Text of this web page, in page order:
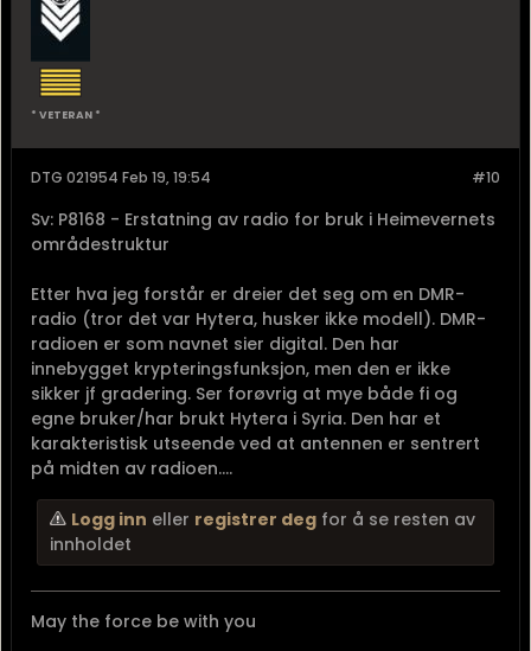
* VETERAN *
#10
DTG 021954 Feb 19, 19:54
Sv: P8168 - Erstatning av radio for bruk i Heimevernets
områdestruktur
Etter hva jeg forstår er dreier det seg om en DMR-
radio (tror det var Hytera, husker ikke modell). DMR-
radioen er som navnet sier digital. Den har
innebygget krypteringsfunksjon, men den er ikke
sikker jf gradering. Ser forøvrig at mye både fi og
egne bruker/har brukt Hytera i Syria. Den har et
karakteristisk utseende ved at antennen er sentrert
på midten av radioen....
Logg inn eller registrer deg for å se resten av
innholdet
May the force be with you